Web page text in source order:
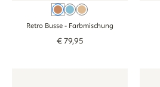
Farbmischung
BlauBeige
Retro Busse - Farbmischung
€79,95